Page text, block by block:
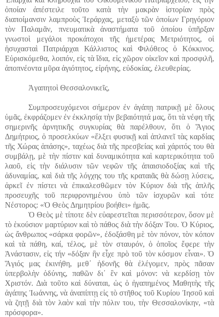
ὁποίαν ἀπέστειλε τοῦτο κατὰ τὴν μακρὰν ἱστορίαν πρὸς
διαποίμανσιν λαμπροὺς Ἱεράρχας, μεταξὺ τῶν ὁποίων Γρηγόριον
τὸν Παλαμᾶν, πνευματικὰ ἀναστήματα τοῦ ὁποίου ὑπῆρξαν
γνωστοὶ μεγάλοι προκάτοχοι τῆς ἡμετέρας Μετριότητος, οἱ
ἡσυχασταὶ Πατριάρχαι Κάλλιστος καὶ Φιλόθεος ὁ Κόκκινος.
Εὑρισκόμεθα, λοιπόν, εἰς τὰ ἴδια, εἰς χῶρον οἰκεῖον καὶ προσφιλῆ,
ἀποπνέοντα μῦρα ἁγιότητος, εἰρήνης, εὐδοκίας, ἐλευθερίας.
Ἀγαπητοὶ Θεσσαλονικεῖς,
Συμπροσευχόμενοι σήμερον ἐν ἀγάπῃ πατρικῇ μὲ ὅλους
ὑμᾶς, ἐκφράζομεν ἐν ἐκκλησίᾳ τὴν βεβαιότητά μας, ὅτι τὰ νέφη τῆς
σημερινῆς
ἀρνητικῆς συγκυρίας θὰ παρέλθουν,ὅτι ὁ
Ἅγιος
Δημήτριος, ὁ προσελκύων «ἕλξει φυσικῇ καὶ ἀπλανεῖ τὰς καρδίας
τῆς Χώρας ἁπάσης», ταχέως διὰ τῆς πρεσβείας καὶ χάριτός του θὰ
συμβάλῃ, μὲ τὴν πίστιν καὶ δυναμικότητα καὶ καρτερικότητα τοῦ
λαοῦ,εἰς τὴν διάλυσιν τῶν νεφῶν τῆς ἀπαισιοδοξίας καὶ τῆς
ἀδυναμίας, καὶ διὰ τῆς λόγχης του τῆς κραταιᾶς θὰ δώσῃ λύσεις,
ἀρκεῖ ἐν πίστει νὰ ἐπικαλεσθῶμεν τὸν Κύριον διὰ τῆς ἁπλῆς
προσευχῆς
τοῦ περιφρονημένου ὑπὸ τῶν ἰσχυρῶν καὶ
τότε
Νέστορος: «Ὁ Θεὸς Δημητρίου βοήθει» ἡμᾶς.
Ὁ Θεὸς μὲ τίποτε δὲν εὐαρεστεῖται περισσότερον, ὅσον μὲ
τὸ ἑκούσιον μαρτύριον καὶ τὸ πάθος διὰ τὴν δόξαν Του. Ὁ Κύριος,
ὡς ἄνθρωπος «σάρκα φορῶν», ἐδοξάσθη μὲ τὸν πόνον, τὸν κόπον
καὶ τὰ πάθη, καί, τέλος, μὲ τὸν σταυρόν, ὁ ὁποῖος ἔφερε τὴν
Ἀνάστασιν, εἰς τήν «δόξαν ἣν εἶχε πρὸ τοῦ τὸν κόσμον εἶναι». Ὁ
Ἅγιός μας ἐκινήθη, μεθ᾿ ἡδονῆς θὰ ἐλέγομεν, πρὸς πᾶσαν
ὑπερβολὴν ὀδύνης, παθῶν δι᾿ ἓν καὶ μόνον: νὰ κερδίσῃ τὸν
Χριστόν. Διὰ τοῦτο καὶ δύναται, ὡς ὁ ἠγαπημένος Μαθητὴς τῆς
ἀγάπης Ἰωάννης, νὰ ἀναπίπτῃ εἰς τὸ στῆθος τοῦ Κυρίου Ἰησοῦ καὶ
νὰ ζητῇ διὰ τὸν λαὸν καὶ τὴν πόλιν του, τὴν Θεσσαλονίκην, «τὰ
πρόσφορα».